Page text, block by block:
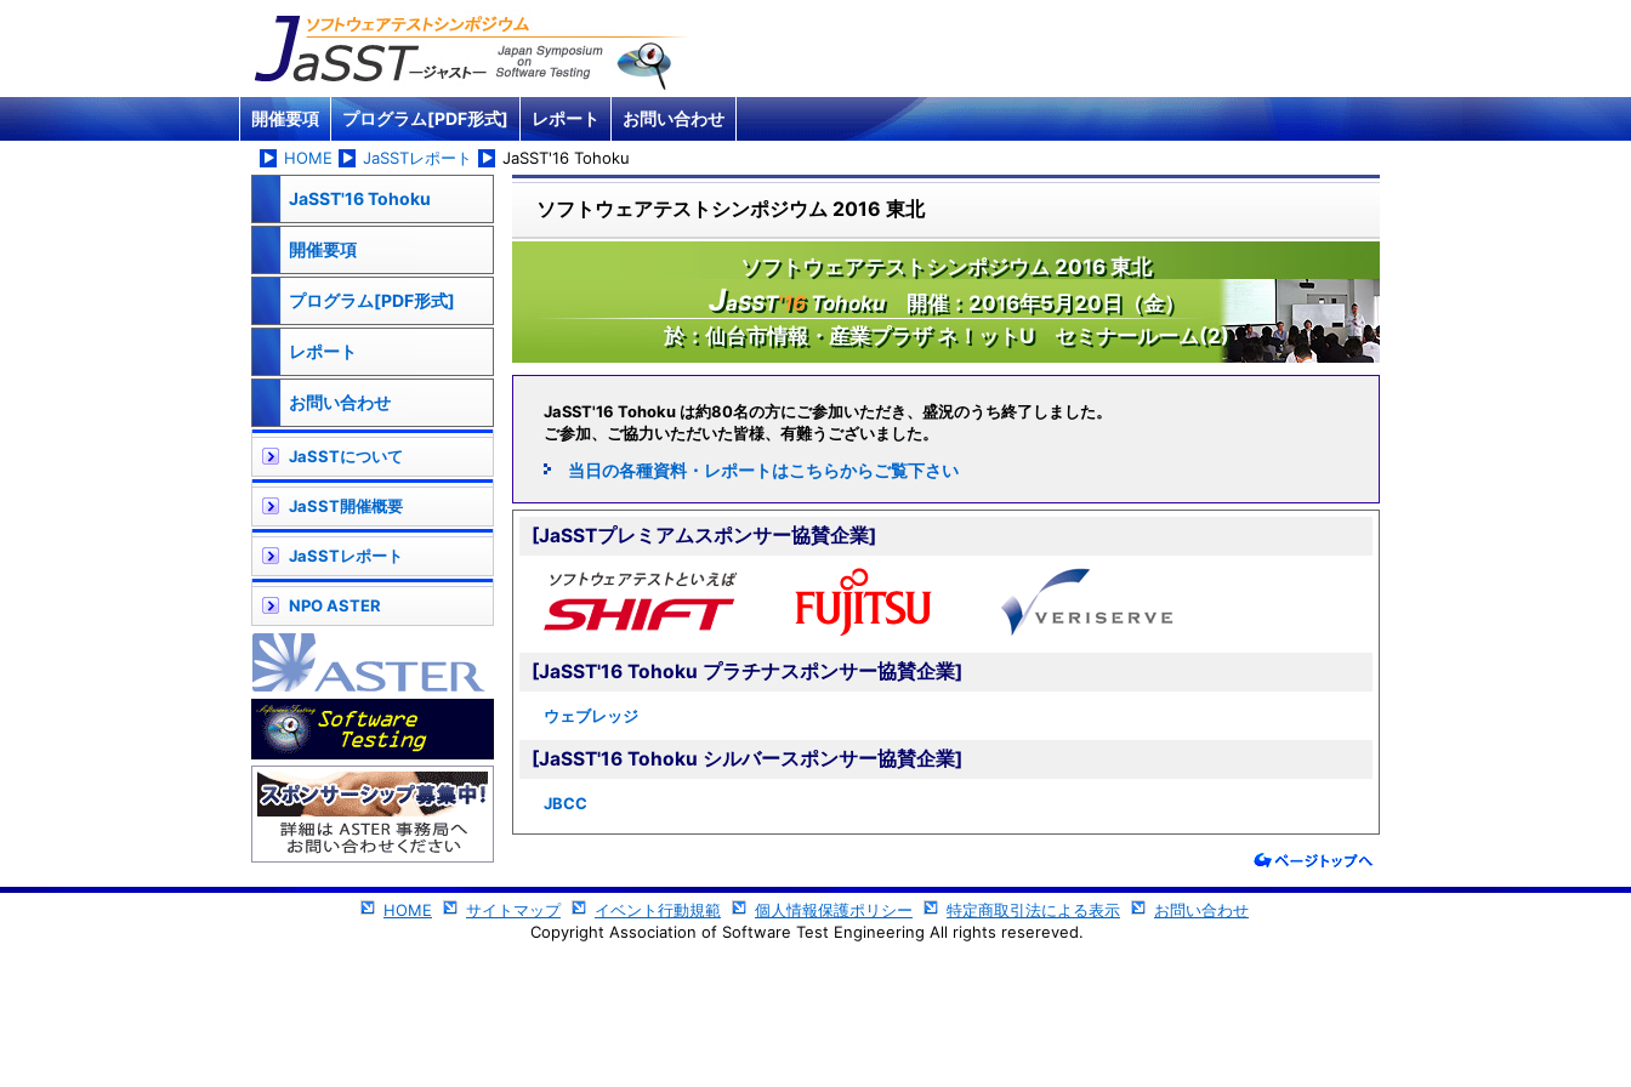
開催要項 プログラム[PDF形式] レポート お問い合わせ
HOME JaSSTレポート JaSST'16 Tohoku
ソフトウェアテストシンポジウム 2016 東北
ソフトウェアテストシンポジウム 2016 東北
JaSST'16Tohoku開催：2016年5月20日（金）
於：仙台市情報・産業プラザ ネ！ットU セミナールーム(2)
JaSST'16 Tohoku は約80名の方にご参加いただき、盛況のうち終了しました。
ご参加、ご協力いただいた皆様、有難うございました。
当日の各種資料・レポートはこちらからご覧下さい
[JaSSTプレミアムスポンサー協賛企業]
[JaSST'16 Tohoku プラチナスポンサー協賛企業]
ウェブレッジ
[JaSST'16 Tohoku シルバースポンサー協賛企業]
JBCC
JaSST'16 Tohoku
開催要項
プログラム[PDF形式]
レポート
お問い合わせ
JaSSTについて
JaSST開催概要
JaSSTレポート
NPO ASTER
HOME サイトマップ イベント行動規範 個人情報保護ポリシー 特定商取引法による表示
お問い合わせ
Copyright Association of Software Test Engineering All rights resereved.